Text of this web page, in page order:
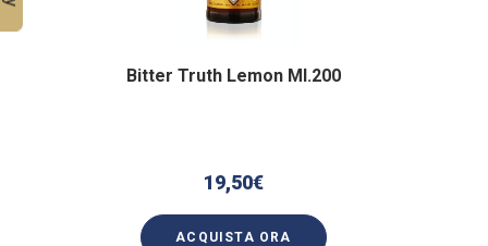
Bitter Truth Lemon Ml.200
19,50€
ACQUISTA ORA